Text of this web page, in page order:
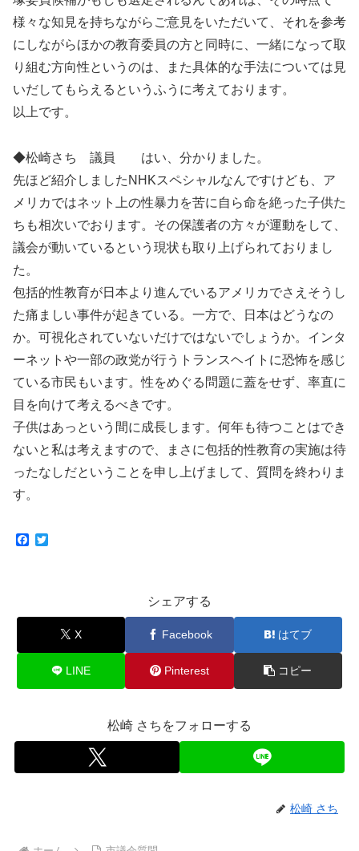
様々な知見を持ちながらご意見をいただいて、それを参考
にしながらほかの教育委員の方と同時に、一緒になって取
り組む方向性というのは、また具体的な手法については見
いだしてもらえるというふうに考えております。
以上です。
◆松崎さち 議員 はい、分かりました。
先ほど紹介しましたNHKスペシャルなんですけども、ア
メリカではネット上の性暴力を苦に自ら命を絶った子供た
ちも相次いでおります。その保護者の方々が運動をして、
議会が動いているという現状も取り上げられておりまし
た。
包括的性教育が日本より進んでいるアメリカでさえそうし
た痛ましい事件が起きている。一方で、日本はどうなの
か。可視化されていないだけではないでしょうか。インタ
ーネットや一部の政党が行うトランスヘイトに恐怖を感じ
ている市民もいます。性をめぐる問題に蓋をせず、率直に
目を向けて考えるべきです。
子供はあっという間に成長します。何年も待つことはでき
ないと私は考えますので、まさに包括的性教育の実施は待
ったなしだということを申し上げまして、質問を終わりま
す。
F
o
r
シェアする
X Facebook はてブ
LINE Pinterest コピー
松崎 さちをフォローする
松崎 さち